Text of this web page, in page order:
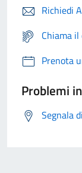
Richiedi
Chiama
Prenota
Problemi
Segnala